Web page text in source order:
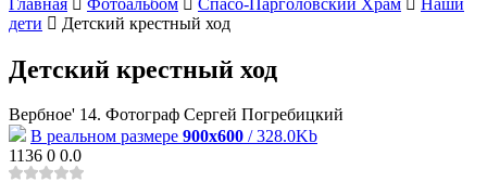
дети
Детский крестный ход
Детский крестный ход
Вербное' 14. Фотограф Сергей Погребицкий
В реальном размере 900x600 / 328.0Kb
1136 0 0.0